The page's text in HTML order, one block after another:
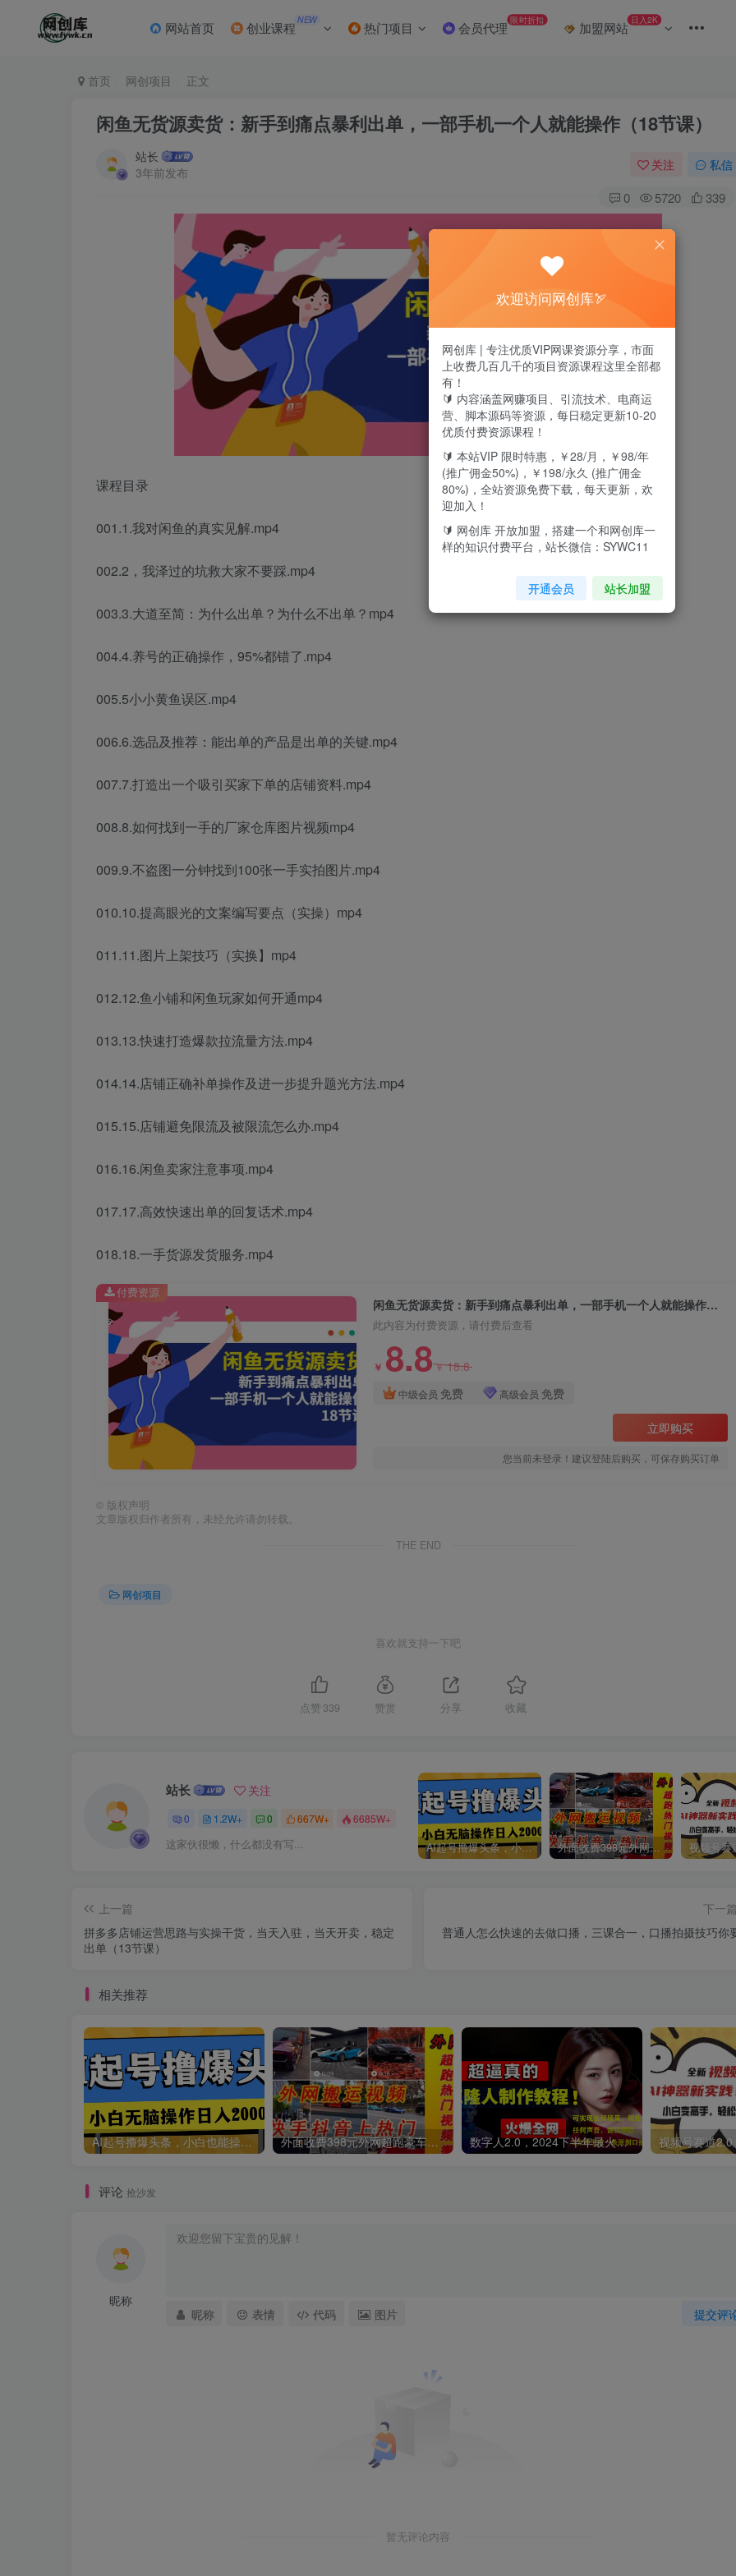
网站首页 创业课程 NEW 热门项目 会员代理 限时折扣 加盟网站 日入2K
首页 网创项目 正文
闲鱼无货源卖货：新手到痛点暴利出单，一部手机一个人就能操作（18节课）
站长
3年前发布
关注 私信
0 5720 339
课程目录
001.1.我对闲鱼的真实见解.mp4
002.2，我泽过的坑救大家不要踩.mp4
003.3.大道至简：为什么出单？为什么不出单？mp4
004.4.养号的正确操作，95%都错了.mp4
005.5小小黄鱼误区.mp4
006.6.选品及推荐：能出单的产品是出单的关键.mp4
007.7.打造出一个吸引买家下单的店铺资料.mp4
008.8.如何找到一手的厂家仓库图片视频mp4
009.9.不盗图一分钟找到100张一手实拍图片.mp4
010.10.提高眼光的文案编写要点（实操）mp4
011.11.图片上架技巧（实换】mp4
012.12.鱼小铺和闲鱼玩家如何开通mp4
013.13.快速打造爆款拉流量方法.mp4
014.14.店铺正确补单操作及进一步提升题光方法.mp4
015.15.店铺避免限流及被限流怎么办.mp4
016.16.闲鱼卖家注意事项.mp4
017.17.高效快速出单的回复话术.mp4
018.18.一手货源发货服务.mp4
闲鱼无货源卖货：新手到痛点暴利出单，一部手机一个人就能操作（18节课）
此内容为付费资源，请付费后查看
￥ 8.8￥18.8
中级会员 免费 高级会员 免费
立即购买
您当前未登录！建议登陆后购买，可保存购买订单
付费资源
© 版权声明
文章版权归作者所有，未经允许请勿转载。
THE END
网创项目
喜欢就支持一下吧
点赞 339 赞赏 分享 收藏
站长 关注
0 1.2W+ 0 667W+ 6685W+
这家伙很懒，什么都没有写... AI起号撸爆头条，小白也能操作，日入2000+ 外面收费398元外网超跑豪车汽车视频搬运至快手抖音上热门项目
上一篇
拼多多店铺运营思路与实操干货，当天入驻，当天开卖，稳定
出单（13节课）
下一
普通人怎么快速的去做口播，三课合一，口播拍摄技巧你
相关推荐
AI起号撸爆头条，小白也能操作，日入2000+ 外面收费398元外网超跑豪车汽车视频搬运至快手抖音上热门项目 数字人2.0，2024下半年最火项目，无限免费生成视频，可实现任何场景，用任何形象，任何声音，说任何话，5分钟生成一条原创口播视频。
评论 抢沙发
昵称
提交评
昵称 表情 代码 图片
暂无评论内容
欢迎访问网创库🏹
网创库 | 专注优质VIP网课资源分享，市面
上收费几百几千的项目资源课程这里全部都
有！
🔰 内容涵盖网赚项目、引流技术、电商运
营、脚本源码等资源，每日稳定更新10-20
优质付费资源课程！
🔰 本站VIP 限时特惠，￥28/月，￥98/年
(推广佣金50%)，￥198/永久 (推广佣金
80%)，全站资源免费下载，每天更新，欢
迎加入！
🔰 网创库 开放加盟，搭建一个和网创库一
样的知识付费平台，站长微信：SYWC11
开通会员 站长加盟